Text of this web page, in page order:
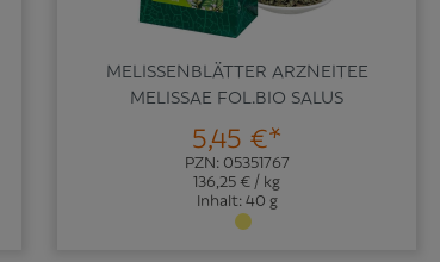
MELISSENBLÄTTER ARZNEITEE
MELISSAE FOL.BIO SALUS
5,45 €*
PZN: 05351767
136,25 € / kg
Inhalt: 40 g